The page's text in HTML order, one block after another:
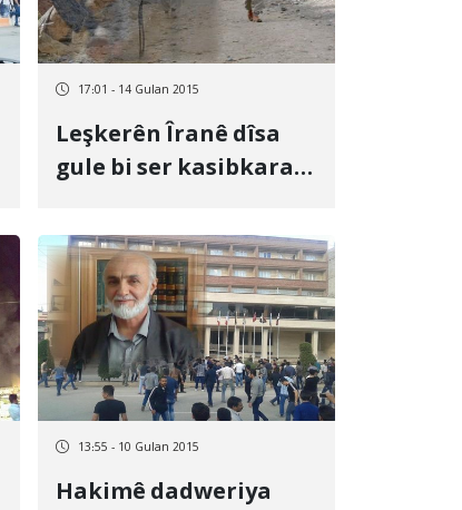
17:01 - 14 Gulan 2015
Leşkerên Îranê dîsa
gule bi ser kasibkaran
13:55 - 10 Gulan 2015
Hakimê dadweriya